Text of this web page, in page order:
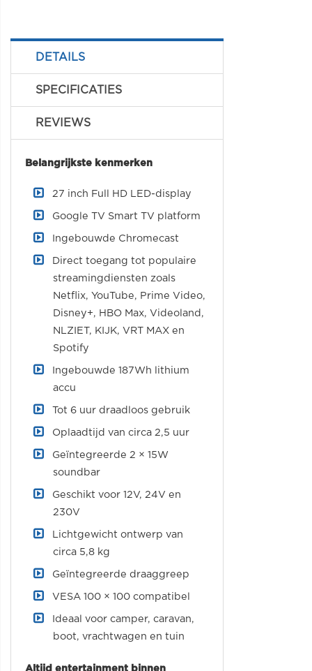
DETAILS
SPECIFICATIES
REVIEWS
Belangrijkste kenmerken
27 inch Full HD LED-display
Google TV Smart TV platform
Ingebouwde Chromecast
Direct toegang tot populaire
streamingdiensten zoals
Netflix, YouTube, Prime Video,
Disney+, HBO Max, Videoland,
NLZIET, KIJK, VRT MAX en
Spotify
Ingebouwde 187Wh lithium
accu
Tot 6 uur draadloos gebruik
Oplaadtijd van circa 2,5 uur
Geïntegreerde 2 × 15W
soundbar
Geschikt voor 12V, 24V en
230V
Lichtgewicht ontwerp van
circa 5,8 kg
Geïntegreerde draaggreep
VESA 100 × 100 compatibel
Ideaal voor camper, caravan,
boot, vrachtwagen en tuin
Altijd entertainment binnen